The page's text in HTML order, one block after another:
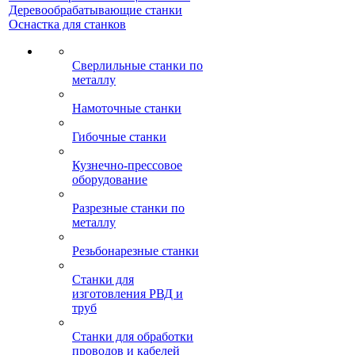
Деревообрабатывающие станки
Оснастка для станков
Сверлильные станки по
металлу
Намоточные станки
Гибочные станки
Кузнечно-прессовое
оборудование
Разрезные станки по
металлу
Резьбонарезные станки
Станки для
изготовления РВД и
труб
Станки для обработки
проводов и кабелей